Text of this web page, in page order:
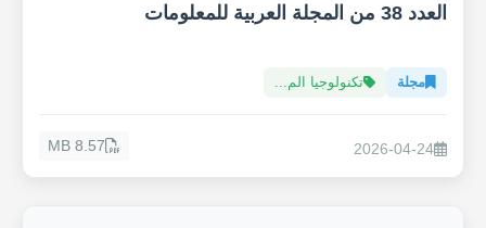
العدد 38 من المجلة العربية للمعلومات
مجلة تكنولوجيا الم...
2026-04-24
8.57 MB